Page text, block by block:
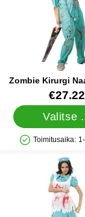
Zombie Kirurgi
Tuote.nro 84533
€27.22
Valitse
Saatavuus:
Toimitusaika:
Merkitse